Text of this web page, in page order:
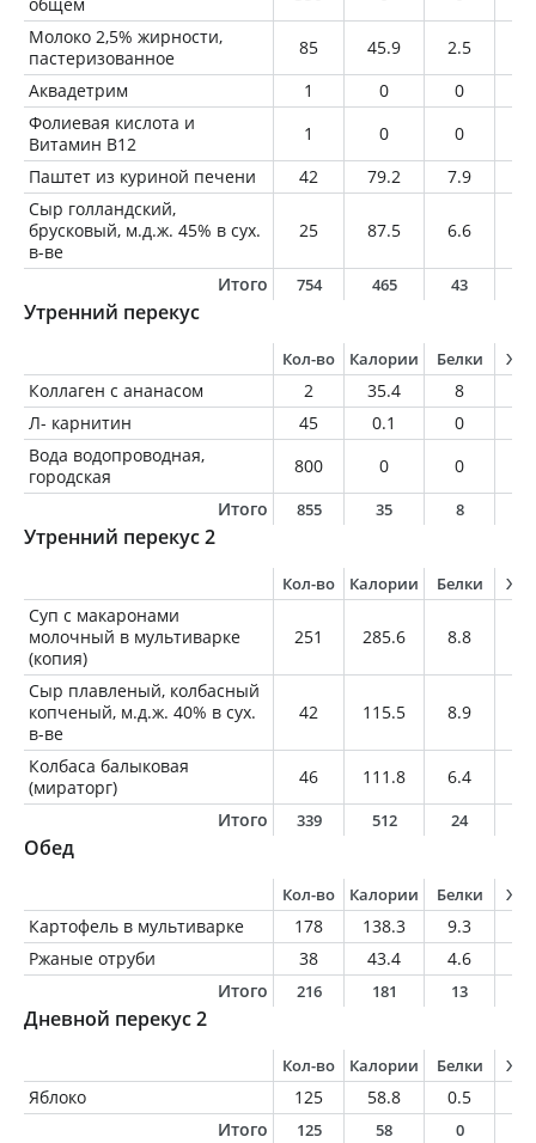
Молоко 2,5% жирности,
пастеризованное
85 45.9 2.5
Аквадетрим
1 0 0
Фолиевая кислота и
Витамин В12
1 0 0
Паштет из куриной печени
42 79.2 7.9
Сыр голландский,
брусковый, м.д.ж. 45% в сух.
в-ве
25 87.5 6.6
Итого 754 465 43
Утренний перекус
Кол-во Калории Белки
Коллаген с ананасом 2 35.4 8
Л- карнитин
45 0.1 0
Вода водопроводная,
городская
800 0 0
Итого
855 35 8
Утренний перекус 2
Кол-во Калории Белки
Суп с макаронами
молочный в мультиварке
(копия)
251 285.6 8.8
Сыр плавленый, колбасный
копченый, м.д.ж. 40% в сух.
в-ве
42 115.5 8.9
Колбаса балыковая
(мираторг)
46 111.8 6.4
Итого
339 512 24
Обед
Кол-во Калории Белки
Картофель в мультиварке 178 138.3 9.3
Ржаные отруби
38 43.4 4.6
Итого
216 181 13
Дневной перекус 2
Кол-во Калории Белки
Яблоко 125 58.8 0.5
Итого
125 58 0